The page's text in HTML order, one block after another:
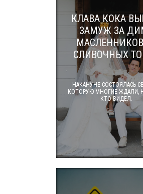
КЛАВА КОКА
ЗАМУЖ ЗА
СЛИВОЧНЫХ
НАКАНУНЕ СОСТОЯЛАСЬ
КОТОРУЮ МНОГИЕ ЖДАЛИ,
КТО ВИДЕЛ.